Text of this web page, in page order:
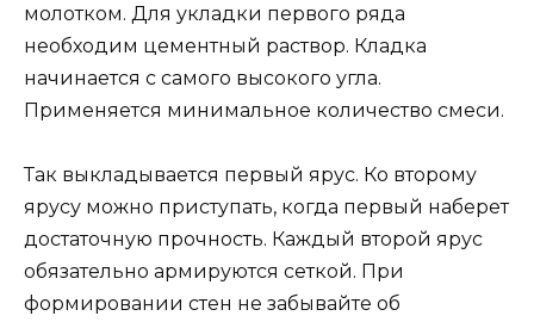
молотком. Для укладки первого ряда
необходим цементный раствор. Кладка
начинается с самого высокого угла.
Применяется минимальное количество смеси.
Так выкладывается первый ярус. Ко второму
ярусу можно приступать, когда первый наберет
достаточную прочность. Каждый второй ярус
обязательно армируются сеткой. При
формировании стен не забывайте об